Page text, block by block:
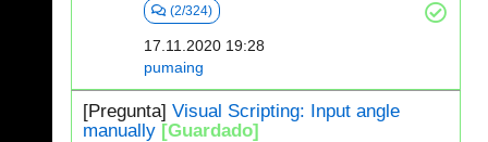
(2/324)
17.11.2020 19:28
pumaing
[Pregunta] Visual Scripting: Input angle
manually [Guardado]